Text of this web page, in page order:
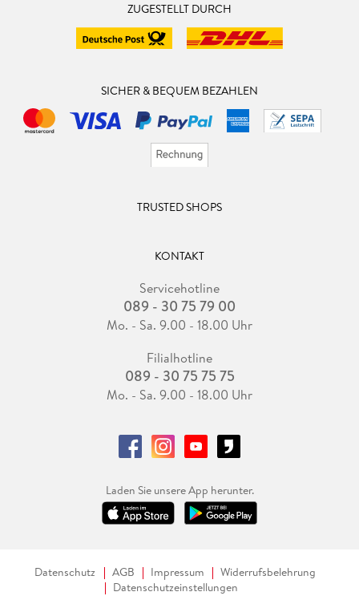
ZUGESTELLT DURCH
SICHER & BEQUEM BEZAHLEN
TRUSTED SHOPS
KONTAKT
Servicehotline
089 - 30 75 79 00
Mo. - Sa. 9.00 - 18.00 Uhr
Filialhotline
089 - 30 75 75 75
Mo. - Sa. 9.00 - 18.00 Uhr
Laden Sie unsere App herunter.
Datenschutz AGB Impressum
Widerrufsbelehrung
Datenschutzeinstellungen